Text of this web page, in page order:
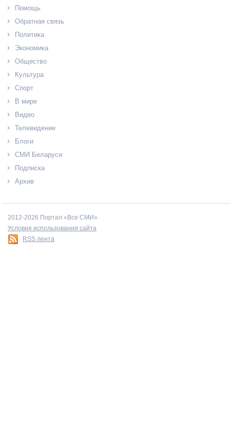
Помощь
Обратная связь
Политика
Экономика
Общество
Культура
Спорт
В мире
Видео
Телевидение
Блоги
СМИ Беларуси
Подписка
Архив
2012-2026 Портал «Все СМИ»
Условия использования сайта
RSS лента